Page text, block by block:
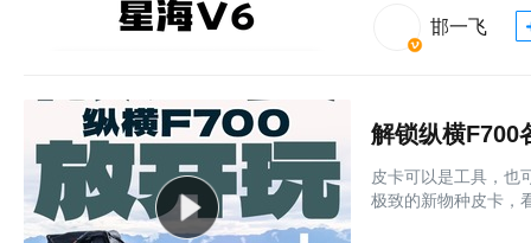
邯一飞
解锁纵横F700
皮卡可以是工具，也
极致的新物种皮卡，